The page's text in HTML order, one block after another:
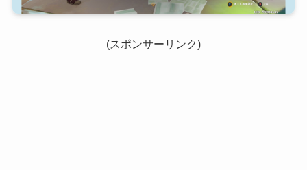
(スポンサーリンク)